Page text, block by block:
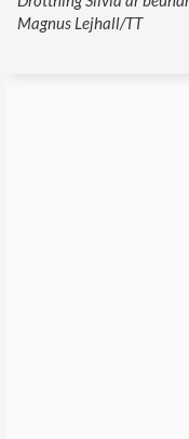
Magnus Lejhall/TT